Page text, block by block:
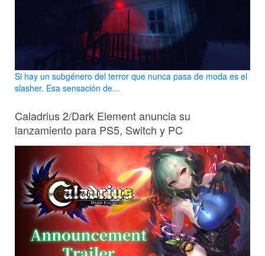
Si hay un subgénero del terror que nunca pasa de moda es el
slasher. Esa sensación de...
Caladrius 2/Dark Element anuncia su
lanzamiento para PS5, Switch y PC